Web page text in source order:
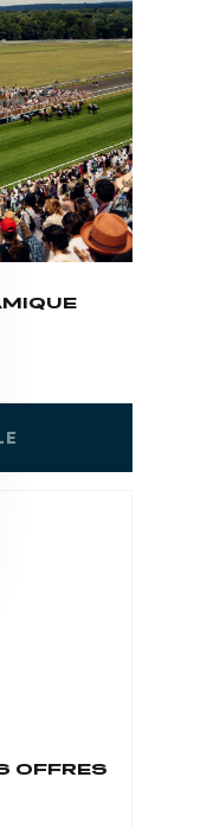
les courses
OFFRES